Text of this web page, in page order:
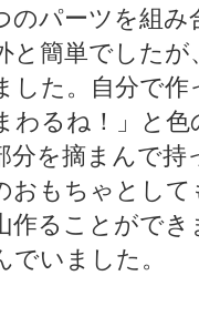
のパーツを組
と簡単でした
した。自分で
わるね！」と
分を摘まんで
おもちゃとし
作ることがで
いました。